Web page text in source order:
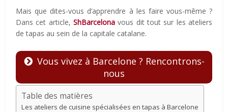
Mais que dites-vous d’apprendre à les faire vous-même ?
Dans cet article,ShBarcelona vous dit tout sur les ateliers
de tapas au sein de la capitale catalane.
Vous vivez à Barcelone ? Rencontrons-
nous
Table des matières
Les ateliers de cuisine spécialisées en tapas à Barcelone